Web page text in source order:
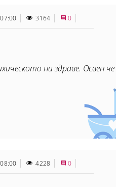
3164 0
ни здраве. Освен че
4228 0